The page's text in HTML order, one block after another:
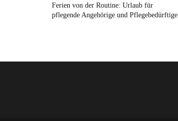
Ferien von der Routine: Urlaub für
pflegende Angehörige und Pflegebedürftige